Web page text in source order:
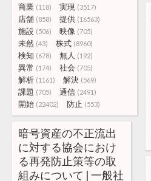
商業 (118) 実現 (3517)
店舗 (858) 提供 (16563)
施設 (506) 映像 (705)
未然 (43) 株式 (8960)
検知 (678) 無人 (192)
異常 (174) 社会 (705)
解析 (1161) 解決 (569)
課題 (705) 通信 (2491)
開始 (22402) 防止 (553)
暗号資産の不正流出
に対する協会におけ
る再発防止策等の取
組みについて | 一般社